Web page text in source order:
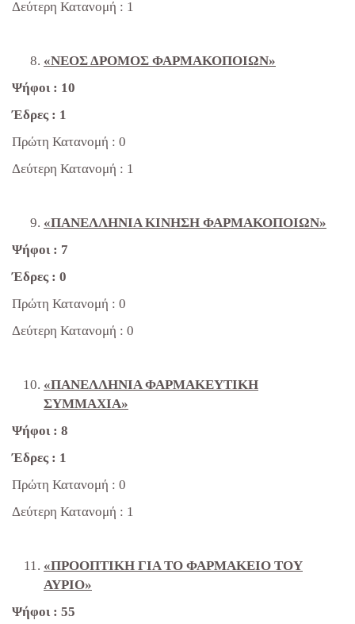
Δεύτερη Κατανομή : 1
«ΝΕΟΣ ΔΡΟΜΟΣ ΦΑΡΜΑΚΟΠΟΙΩΝ»
Ψήφοι : 10
Έδρες : 1
Πρώτη Κατανομή : 0
Δεύτερη Κατανομή : 1
«ΠΑΝΕΛΛΗΝΙΑ ΚΙΝΗΣΗ ΦΑΡΜΑΚΟΠΟΙΩΝ»
Ψήφοι : 7
Έδρες : 0
Πρώτη Κατανομή : 0
Δεύτερη Κατανομή : 0
«ΠΑΝΕΛΛΗΝΙΑ ΦΑΡΜΑΚΕΥΤΙΚΗ
ΣΥΜΜΑΧΙΑ»
Ψήφοι : 8
Έδρες : 1
Πρώτη Κατανομή : 0
Δεύτερη Κατανομή : 1
«ΠΡΟΟΠΤΙΚΗ ΓΙΑ ΤΟ ΦΑΡΜΑΚΕΙΟ ΤΟΥ
ΑΥΡΙΟ»
Ψήφοι : 55